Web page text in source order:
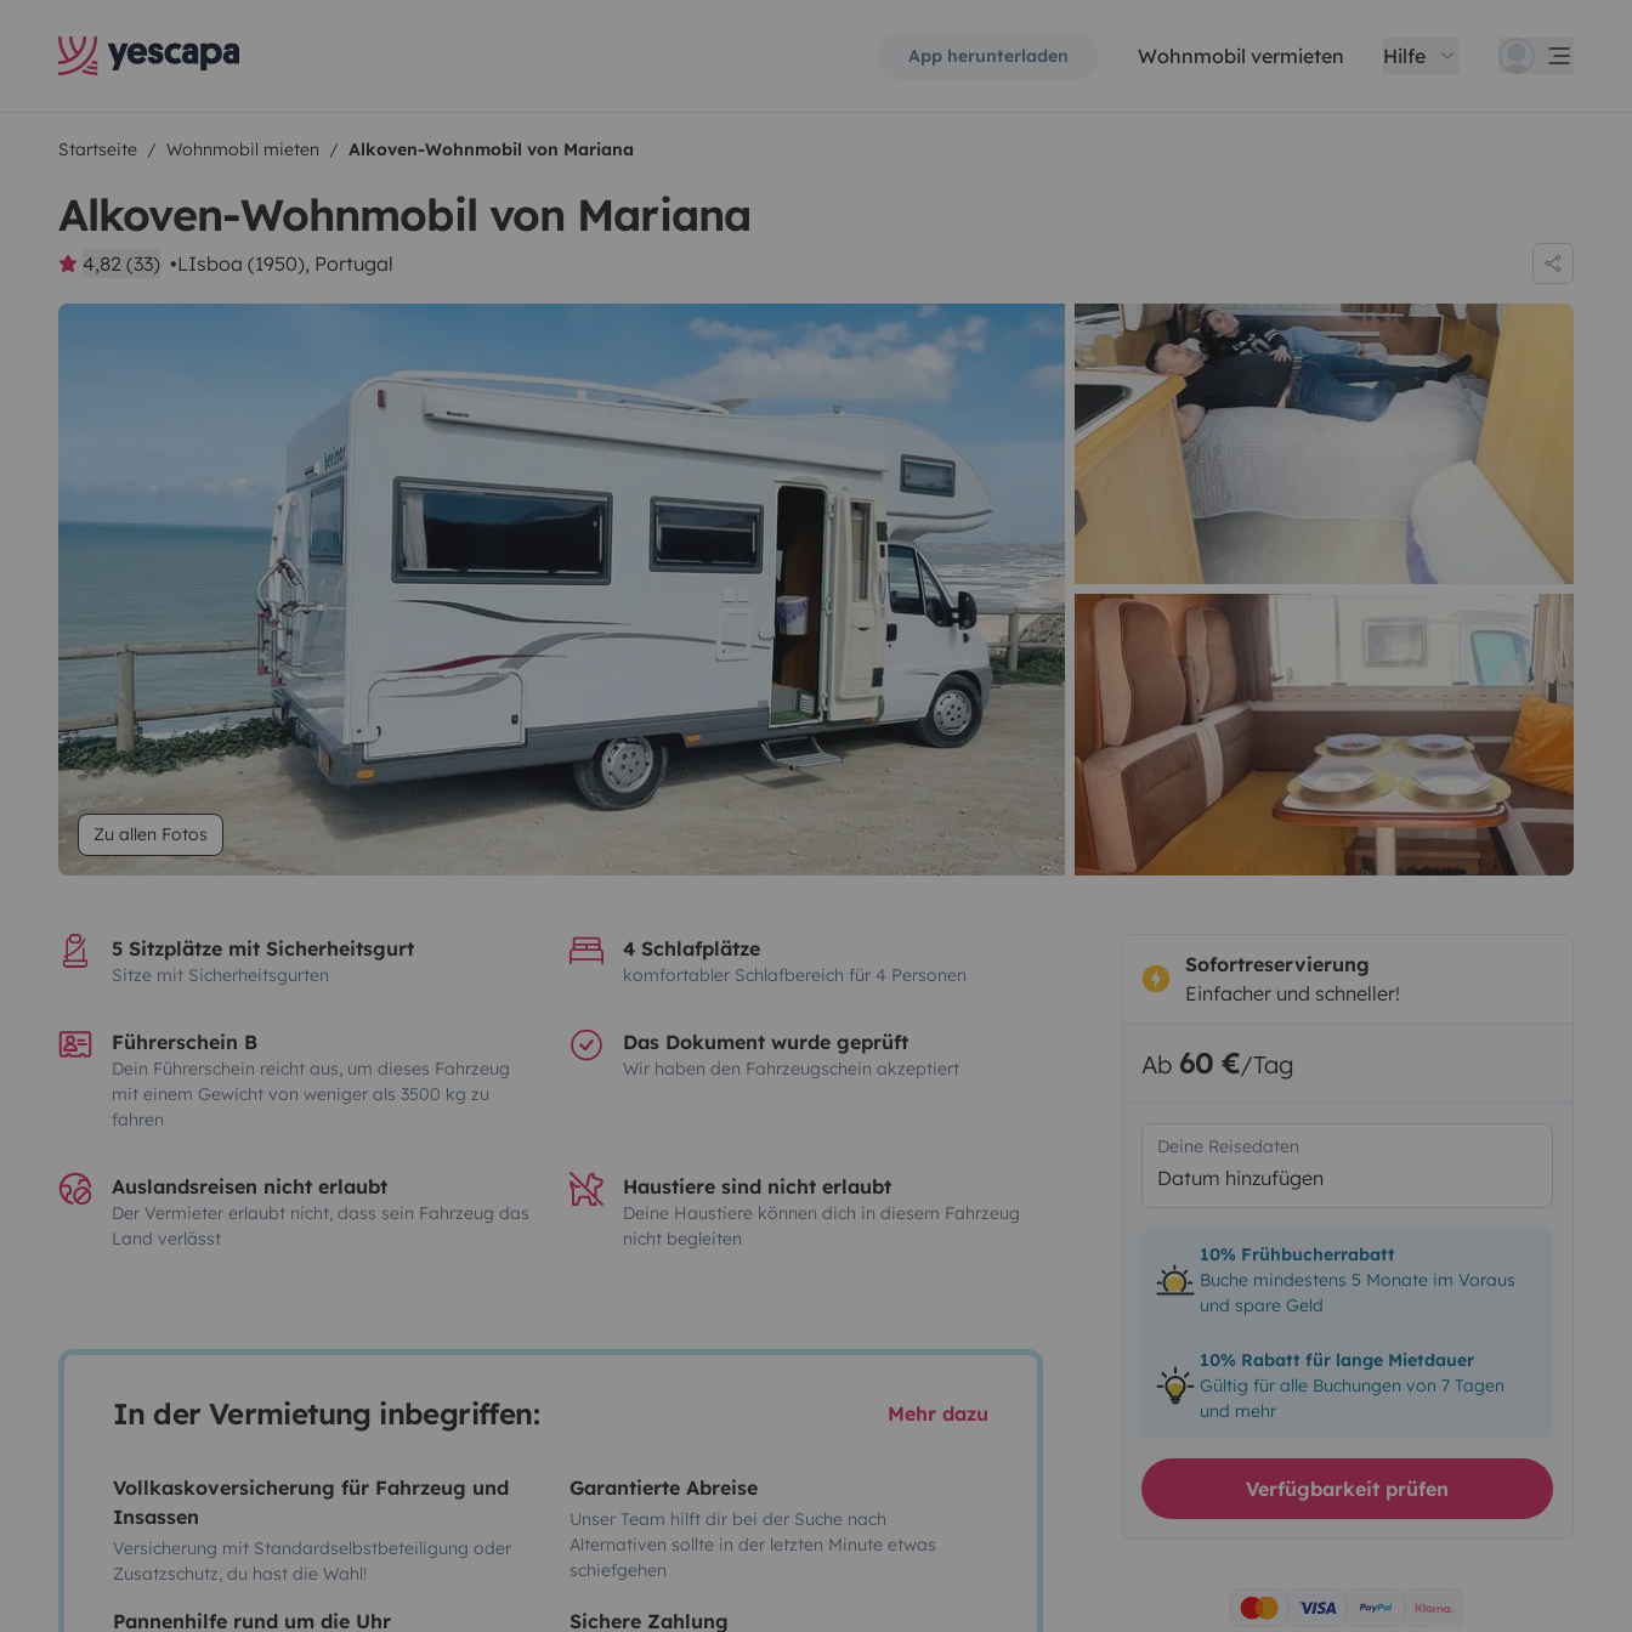
App herunterladen Wohnmobil vermieten Hilfe
Startseite Wohnmobil mieten Alkoven-Wohnmobil von Mariana
Alkoven-Wohnmobil von Mariana
4,82 (33) LIsboa (1950), Portugal
Zu allen Fotos
5 Sitzplätze mit Sicherheitsgurt
Sitze mit Sicherheitsgurten
4 Schlafplätze
komfortabler Schlafbereich für 4 Personen
Führerschein B
Dein Führerschein reicht aus, um dieses Fahrzeug
mit einem Gewicht von weniger als 3500 kg zu
fahren
Das Dokument wurde geprüft
Wir haben den Fahrzeugschein akzeptiert
Auslandsreisen nicht erlaubt
Der Vermieter erlaubt nicht, dass sein Fahrzeug das
Land verlässt
Haustiere sind nicht erlaubt
Deine Haustiere können dich in diesem Fahrzeug
nicht begleiten
In der Vermietung inbegriffen: Mehr dazu
Vollkaskoversicherung für Fahrzeug und
Insassen
Versicherung mit Standardselbstbeteiligung oder
Zusatzschutz, du hast die Wahl!
Garantierte Abreise
Unser Team hilft dir bei der Suche nach
Alternativen sollte in der letzten Minute etwas
schiefgehen
Pannenhilfe rund um die Uhr Sichere Zahlung
Sofortreservierung
Einfacher und schneller!
Ab 60 €/Tag
Deine Reisedaten
Datum hinzufügen
10% Frühbucherrabatt
Buche mindestens 5 Monate im Voraus
und spare Geld
10% Rabatt für lange Mietdauer
Gültig für alle Buchungen von 7 Tagen
und mehr
Verfügbarkeit prüfen